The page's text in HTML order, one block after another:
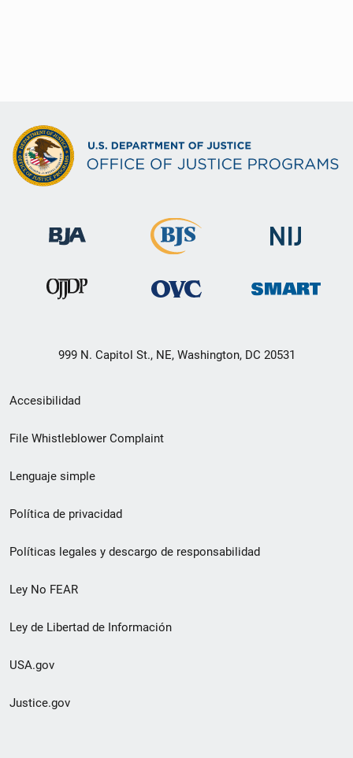
999 N. Capitol St., NE, Washington, DC 20531
Menú
de
de
pie
de
página
Accesibilidad
File Whistleblower Complaint
Lenguaje simple
Política de privacidad
Políticas legales y descargo de responsabilidad
Ley No FEAR
Ley de Libertad de Información
USA.gov
Justice.gov